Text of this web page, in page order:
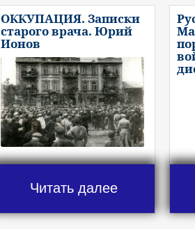
ОККУПАЦИЯ. Записки
старого врача. Юрий
Ионов
Читать далее